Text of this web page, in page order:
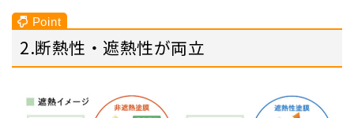
2.断熱性・遮熱性が両立